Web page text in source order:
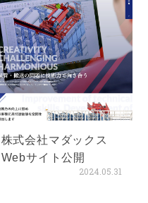
株式会社マダックス
Webサイト公開
2024.05.31